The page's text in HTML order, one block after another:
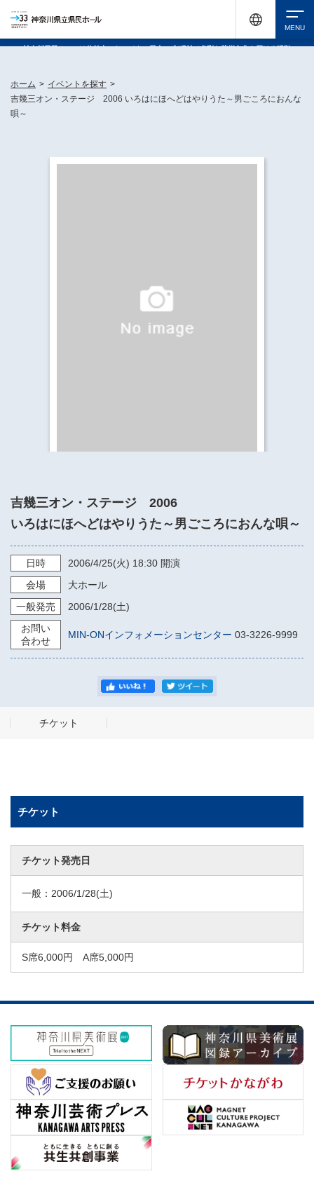
神奈川県民ホールは休館中においても、県内33市町村で多彩な芸術文化を届ける活動
ホーム > イベントを探す >
吉幾三オン・ステージ 2006 いろはにほへどはやりうた～男ごころにおんな
唄～
吉幾三オン・ステージ 2006
いろはにほへどはやりうた～男ごころにおんな唄～
日時 2006/4/25(火) 18:30 開演
会場
大ホール
一般発売
2006/1/28(土)
お問い
合わせ
MIN-ONインフォメーションセンター 03-3226-9999
チケット
チケット
チケット発売日
一般： 2006/1/28(土)
チケット料金
S席6,000円 A席5,000円